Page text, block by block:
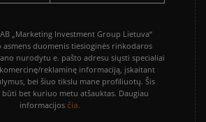
„Marketing Investment Group Lietuva“
duomenis tiesioginės rinkodaros
nurodytu e. pašto adresu siųsti specialiai
reklaminę informaciją, įskaitant
bei šiuo tikslu mane profiliuotų. Šis
būti bet kuriuo metu atšauktas. Daugiau
informacijos čia.